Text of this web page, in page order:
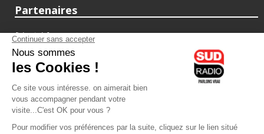
Partenaires
fiducial.fr
lyoncapitale.fr
olympique-et-lyonnais.com
L'application Iphone / Android
Téléchargez l'application